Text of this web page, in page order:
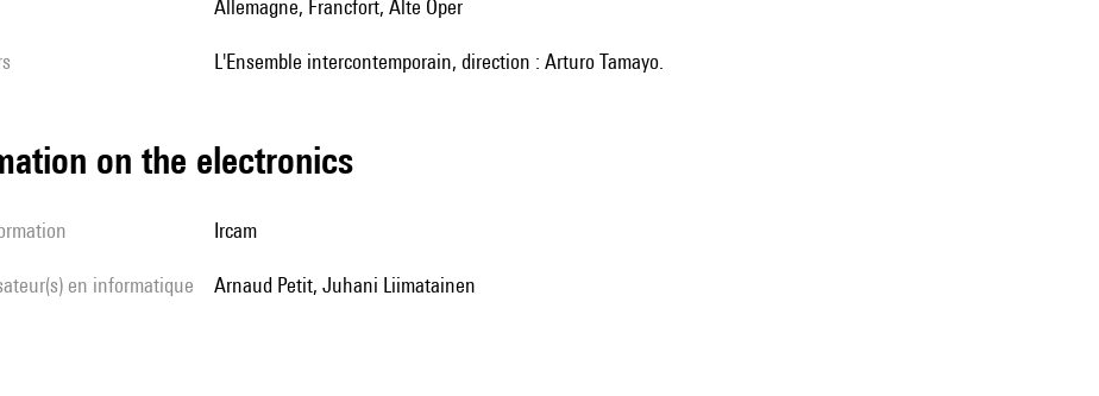
Allemagne, Francfort, Alte Oper
l'Ensemble intercontemporain, direction : Arturo Tamayo.
on the electronics
Ircam
Arnaud Petit, Juhani Liimatainen